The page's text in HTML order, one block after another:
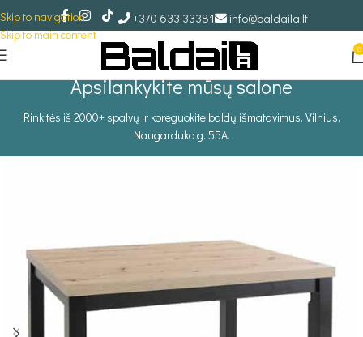
Skip to navigation
Skip to main content
+370 633 33381 info@baldaila.lt
0
Apsilankykite mūsų salone
Rinkitės iš 2000+ spalvų ir koreguokite baldų išmatavimus. Vilnius,
Naugarduko g. 55A.